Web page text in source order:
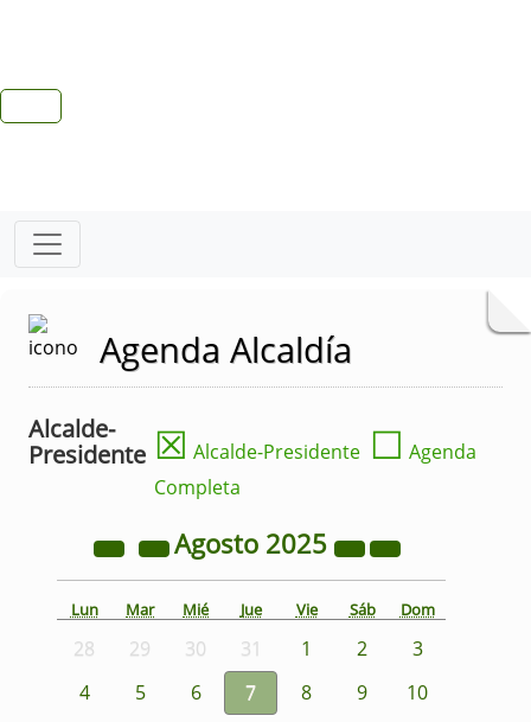
Agenda Alcaldía
Alcalde-
Presidente ☒ Alcalde-Presidente ☐ Agenda
Completa
Agosto 2025
Lun Mar Mié Jue Vie Sáb Dom
28 29 30 31 1 2
3
4
5 6 7 8 9
10